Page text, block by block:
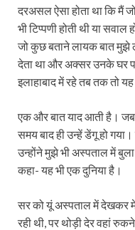
दरअसल ऐसा होता था कि मैं
भी टिप्पणी होती थी या सवाल
जो कुछ बताने लायक बात मुझे
देता था और अक्सर उनके घर
इलाहाबाद में रहे तब तक तो
एक और बात याद आती है। जब
समय बाद ही उन्हें डेंगू हो
उन्होंने मुझे भी अस्पताल में
कहा- यह भी एक दुनिया है।
सर को यूं अस्पताल में देखकर
रही थी, पर थोड़ी देर वहां